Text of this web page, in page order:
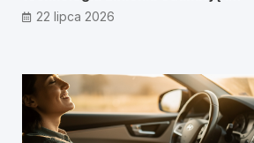
zdrowie?
22 lipca 2026